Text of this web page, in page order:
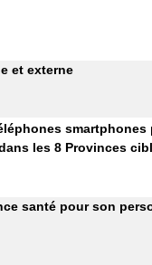
et externe
les 8 Provinces
santé pour son